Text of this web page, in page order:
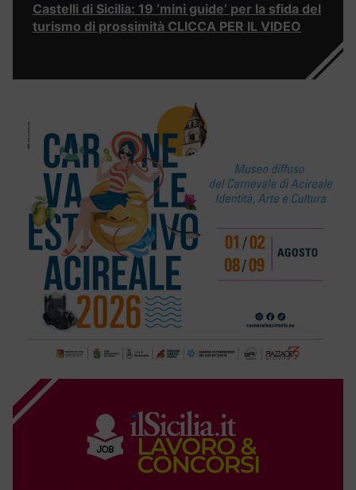
Castelli di Sicilia: 19 ‘mini guide’ per la sfida del
turismo di prossimità CLICCA PER IL VIDEO